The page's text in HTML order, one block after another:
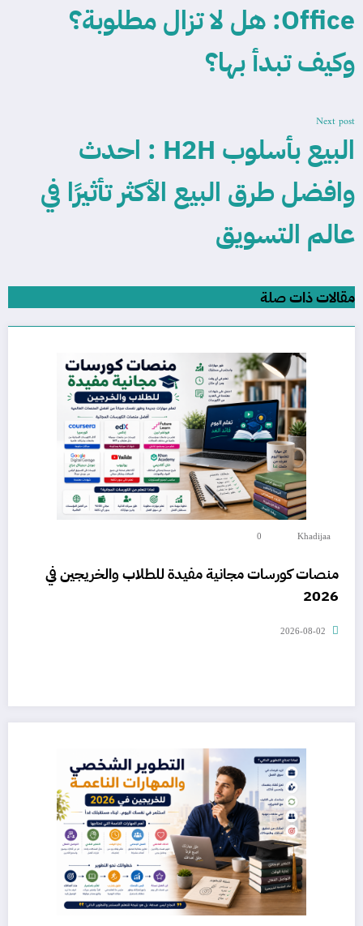
Office: هل لا تزال مطلوبة؟
وكيف تبدأ بها؟
Next post
البيع بأسلوب H2H : احدث
وافضل طرق البيع الأكثر تأثيرًا في
عالم التسويق
مقالات ذات صلة
Khadijaa
0
منصات كورسات مجانية مفيدة للطلاب والخريجين في
2026
2026-08-02